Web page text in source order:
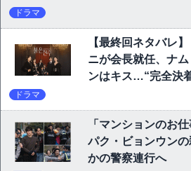
ドラマ
【最終回ネタバレ
ニが会長就任、ナ
ンはキス…“完全決
ドラマ
「マンションのお
パク・ビョンウン
かの警察連行へ